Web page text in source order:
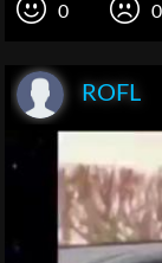
0 0
ROFL